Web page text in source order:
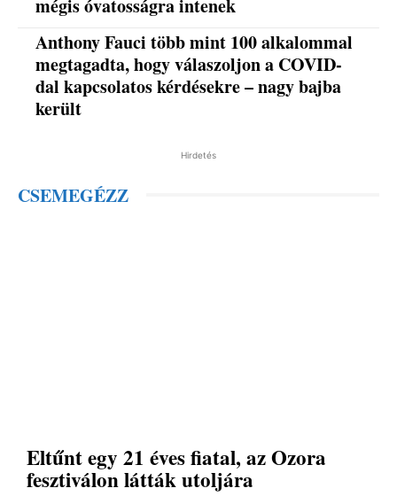
mégis óvatosságra intenek
Anthony Fauci több mint 100 alkalommal
megtagadta, hogy válaszoljon a COVID-
dal kapcsolatos kérdésekre – nagy bajba
került
Hirdetés
CSEMEGÉZZ
Eltűnt egy 21 éves fiatal, az Ozora
fesztiválon látták utoljára